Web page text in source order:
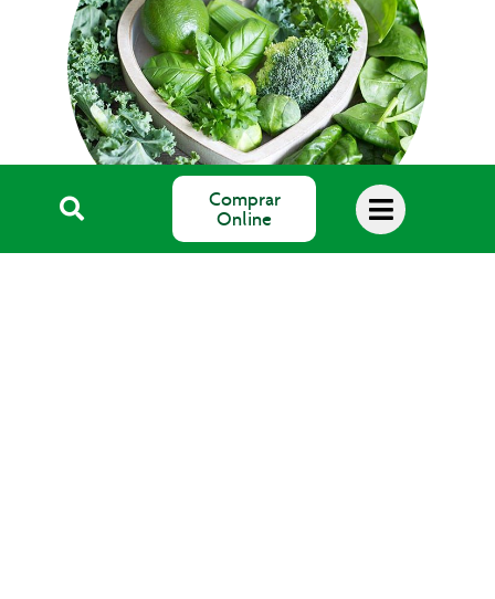
Comprar
Online